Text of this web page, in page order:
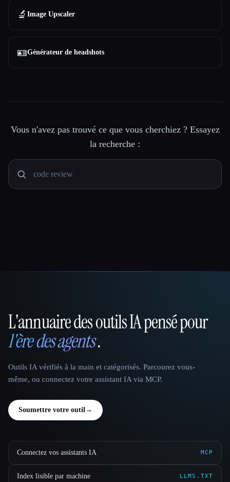
🔬 Image Upscaler
🪪Générateur de headshots
Vous n'avez pas trouvé ce que vous cherchiez ? Essayez
la recherche :
That AI Collection
L'annuaire des outils IA pensé pour
l'ère des agents.
Outils IA vérifiés à la main et catégorisés. Parcourez vous-
même, ou connectez votre assistant IA via MCP.
Soumettre votre outil→
Connectez vos assistants IA MCP
Index lisible par machine LLMS.TXT